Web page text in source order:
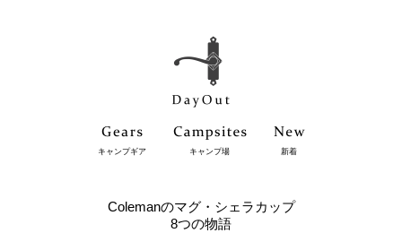
キャンプギア キャンプ場 新着
Colemanのマグ・シェラカップ
8つの物語